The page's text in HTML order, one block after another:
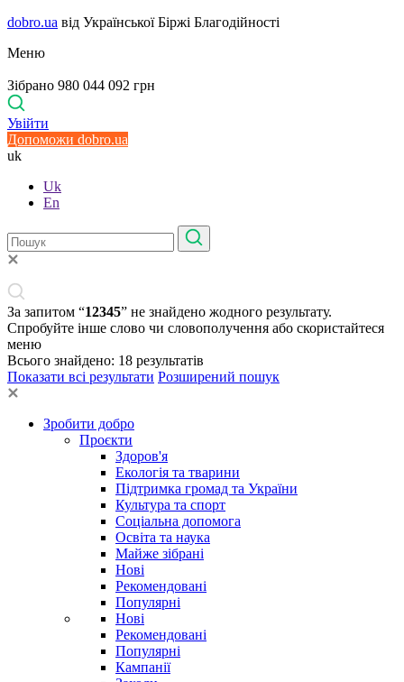
dobro.ua від Української Біржі Благодійності
Меню
Зібрано 980 044 092 грн
Увійти
Допоможи dobro.ua
uk
Uk
En
За запитом “12345” не знайдено жодного результату.
Спробуйте інше слово чи словополучення або скористайтеся
меню
Всього знайдено: 18 результатів
Показати всі результати Розширений пошук
Зробити добро
Проєкти
Здоров'я
Екологія та тварини
Підтримка громад та України
Культура та спорт
Соціальна допомога
Освіта та наука
Майже зібрані
Нові
Рекомендовані
Популярні
Нові
Рекомендовані
Популярні
Кампанії